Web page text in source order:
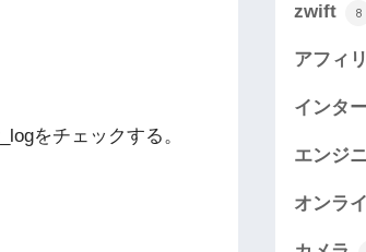
をチェックする。
zwift 8
アフィ
インタ
エンジ
オンラ